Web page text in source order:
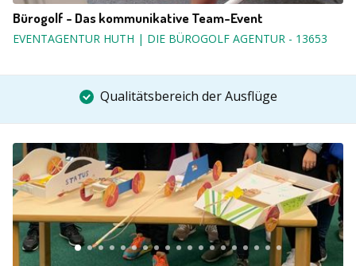
Bürogolf - Das kommunikative Team-Event
EVENTAGENTUR HUTH | DIE BÜROGOLF AGENTUR - 13653
Qualitätsbereich der Ausflüge